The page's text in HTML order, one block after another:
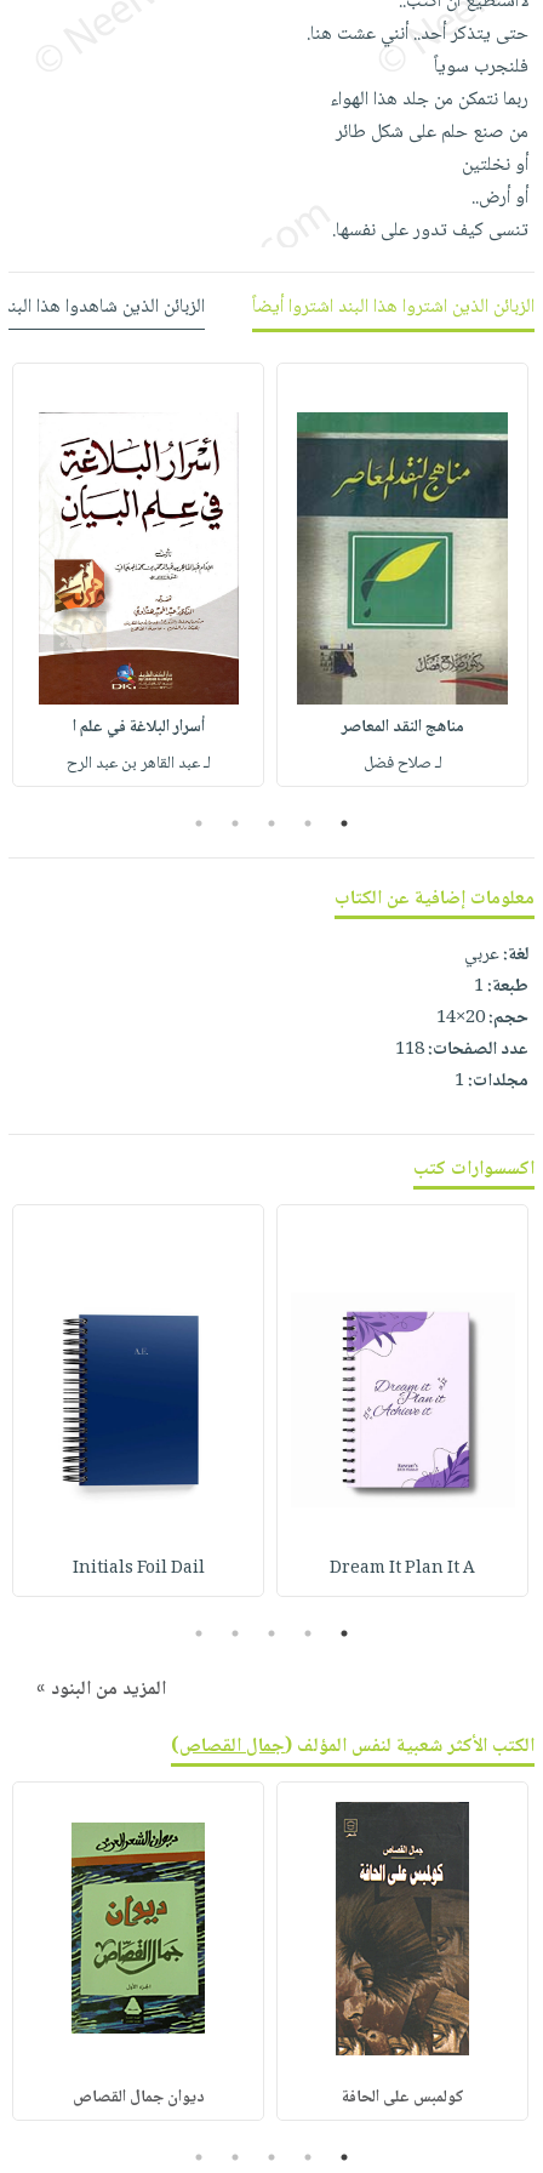
العناية
بالأسنان
الحمية
والتغذية
أدوات
المائدة
الأوعية
والتخزين
أدوات
المطبخ
الأكثر
مبيعاً
العودة
للمدارس
اكسسوارات
كتب
اكسسوارات
اكسسوارات
ملابس
مطرزات
حقائب
حلي
عناية
بالذات
صابون
أطفال
مناسبات
مجاني
بنود
مختارة
اشتراكات
الاشتراكات
القراءة
iKitab
بلا
بحث
متقدم
الشركة
سياسة
الشركة
فيديوهات
يتكرر
طرحها
خدمات
معنا
حسابك
الأمنيات
التسوق
نشرة
الإصدارات
حتى يتذكر أحد.. أنني عشت هنا.
فلنجرب سوياً
ربما نتمكن من جلد هذا الهواء
من صنع حلم على شكل طائر
أو نخلتين
أو أرض..
تنسى كيف تدور على نفسها.
الزبائن الذين اشتروا هذا البند اشتروا أيضاً الزبائن الذين شاهدوا هذا
مناهج النقد المعاصر
لـ صلاح فضل
أسرار البلاغة في علم ا
لـ عبد القاهر بن عبد الرح
1
2
3
4
5
معلومات إضافية عن الكتاب
لغة:عربي
طبعة:1
حجم:20×14
عدد الصفحات:118
مجلدات:1
اكسسوارات كتب
Dream It Plan It A
Initials Foil Dail
1
2
3
4
5
المزيد من البنود »
الكتب الأكثر شعبية لنفس المؤلف (جمال القصاص)
كولمبس على الحافة ديوان جمال القصاص
1
2
3
4
5